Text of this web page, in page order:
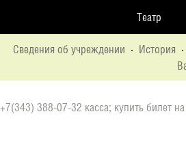
Театр
Сведения об учреждении · История ·
+7(343) 388-07-32 касса; купить билет